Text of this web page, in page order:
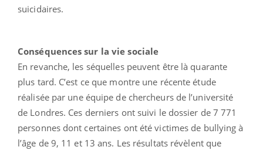
suicidaires.
Conséquences sur la vie sociale
En revanche, les séquelles peuvent être là quarante
plus tard. C’est ce que montre une récente étude
réalisée par une équipe de chercheurs de l’université
de Londres. Ces derniers ont suivi le dossier de 7 771
personnes dont certaines ont été victimes de bullying à
l’âge de 9, 11 et 13 ans. Les résultats révèlent que